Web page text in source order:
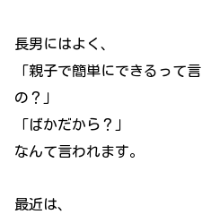
長男にはよく、
「親子で簡単にできるって
の？」
「ばかだから？」
なんて言われます。
最近は、